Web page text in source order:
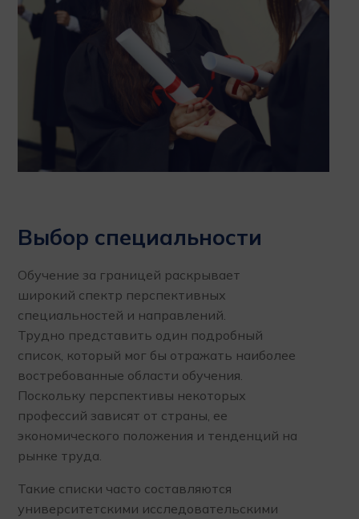
Выбор специальности
Обучение за границей раскрывает
широкий спектр перспективных
специальностей и направлений.
Трудно представить один подробный
список, который мог бы отражать наиболее
востребованные области обучения.
Поскольку перспективы некоторых
профессий зависят от страны, ее
экономического положения и тенденций на
рынке труда.
Такие списки часто составляются
университетскими исследовательскими